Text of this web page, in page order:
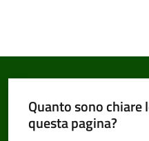
Quanto sono
questa pagina?